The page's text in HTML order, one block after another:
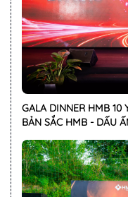
GALA DINNER HMB 10
BẢN SẮC HMB - DẤU